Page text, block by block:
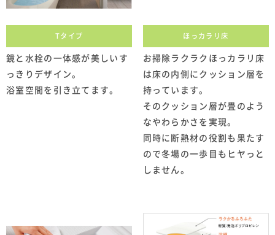
Tタイプ
鏡と水栓の一体感が美しいす
っきりデザイン。
浴室空間を引き立てます。
ほっカラリ床
お掃除ラクラクほっカラリ床
は床の内側にクッション層を
持っています。
そのクッション層が畳のよう
なやわらかさを実現。
同時に断熱材の役割も果たす
ので冬場の一歩目もヒヤっと
しません。